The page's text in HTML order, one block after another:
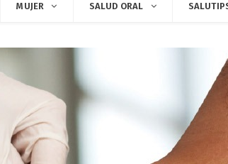
MUJER SALUD ORAL